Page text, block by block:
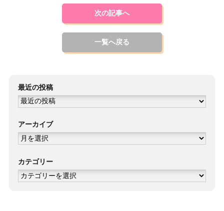
次の記事へ
一覧へ戻る
最近の投稿
アーカイブ
ア
ー
カ
カテゴリー
カ
テ
ゴ